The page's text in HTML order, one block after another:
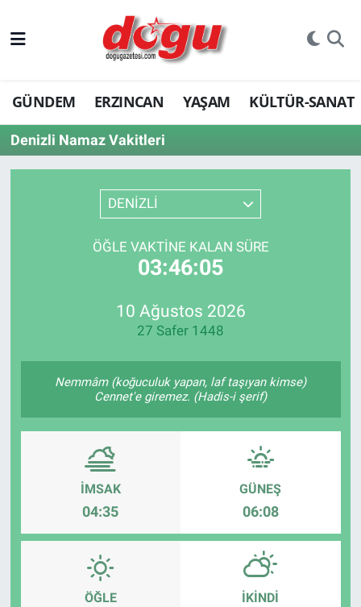
GÜNDEM ERZINCAN YAŞAM KÜLTÜR-SANAT
Denizli Namaz Vakitleri
DENİZLİ
ÖĞLE VAKTINE KALAN SÜRE
03:46:05
10 Ağustos 2026
27 Safer 1448
Nemmâm (koğuculuk yapan, laf taşıyan kimse)
Cennet'e giremez. (Hadis-i şerif)
İMSAK
04:35
GÜNEŞ
06:08
ÖĞLE İKINDI
ERZINCAN
GÜNDEM
ERZİNCAN FOTOĞRAFLARI
Bilim, teknoloji
KÜLTÜR-SANAT
Yerel Haber
Politika
YAŞAM
RESMİ İLAN